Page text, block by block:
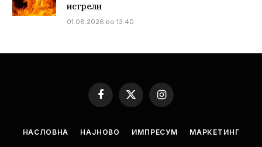
истрели
01.08.2026 во 13:40
Facebook
X
(Twitter)
Instagram
НАСЛОВНА НАЈНОВО ИМПРЕСУМ МАРКЕТИНГ